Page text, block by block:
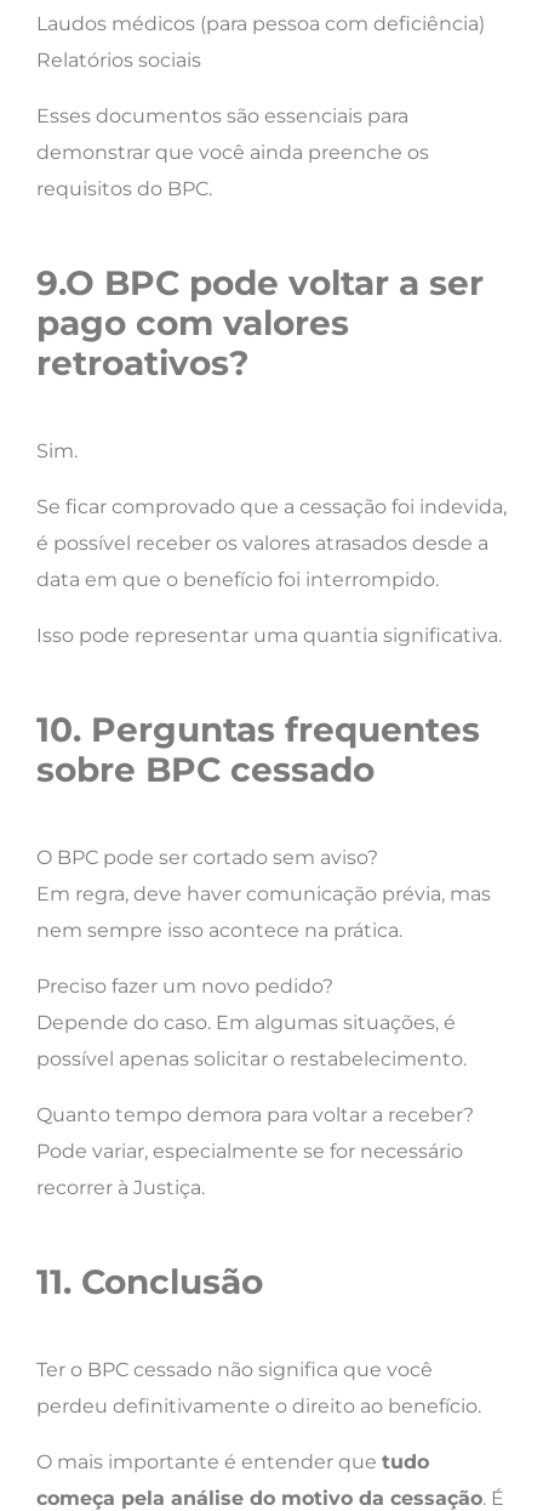
Laudos médicos (para pessoa com deficiência)
Relatórios sociais
Esses documentos são essenciais para
demonstrar que você ainda preenche os
requisitos do BPC.
9.O BPC pode voltar a ser
pago com valores
retroativos?
Sim.
Se ficar comprovado que a cessação foi indevida,
é possível receber os valores atrasados desde a
data em que o benefício foi interrompido.
Isso pode representar uma quantia significativa.
10. Perguntas frequentes
sobre BPC cessado
O BPC pode ser cortado sem aviso?
Em regra, deve haver comunicação prévia, mas
nem sempre isso acontece na prática.
Preciso fazer um novo pedido?
Depende do caso. Em algumas situações, é
possível apenas solicitar o restabelecimento.
Quanto tempo demora para voltar a receber?
Pode variar, especialmente se for necessário
recorrer à Justiça.
11. Conclusão
Ter o BPC cessado não significa que você
perdeu definitivamente o direito ao benefício.
O mais importante é entender que tudo
começa pela análise do motivo da cessação. É